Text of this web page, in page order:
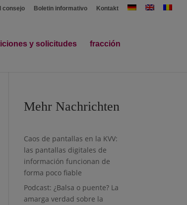
consejo Boletin informativo Kontakt
y solicitudes fracción
Mehr Nachrichten
Caos de pantallas en la KVV:
las pantallas digitales de
información funcionan de
forma poco fiable
Podcast: ¿Balsa o puente? La
amarga verdad sobre la